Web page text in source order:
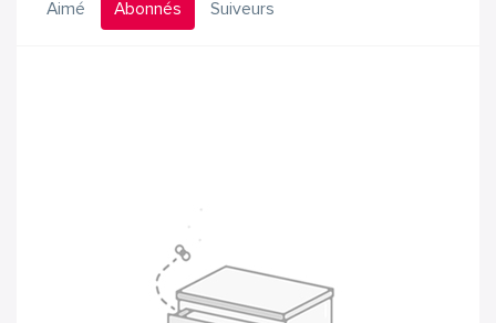
Aimé Abonnés Suiveurs